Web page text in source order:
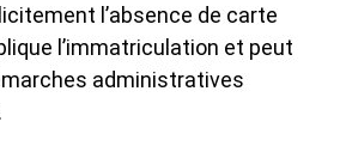
l’absence de carte
l’immatriculation et peut
administratives